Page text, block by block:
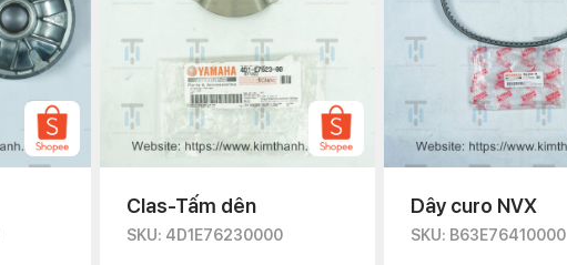
Clas-Tấm dên
SKU: 4D1E76230000
Dây curo NVX
SKU: B63E76410000